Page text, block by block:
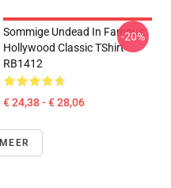
Sommige Undead In Famous
Hollywood Classic TShirt
RB1412
€ 24,38 - € 28,06
-20%